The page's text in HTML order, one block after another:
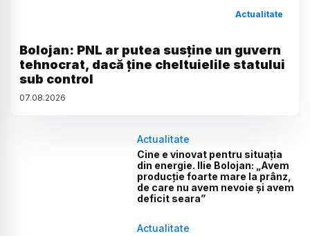
Actualitate
Bolojan: PNL ar putea susține un guvern
tehnocrat, dacă ține cheltuielile statului
sub control
07.08.2026
Actualitate
Cine e vinovat pentru situația
din energie. Ilie Bolojan: „Avem
producție foarte mare la prânz,
de care nu avem nevoie și avem
deficit seara”
Actualitate